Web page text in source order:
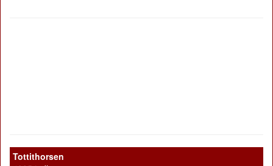
Tottithorsen